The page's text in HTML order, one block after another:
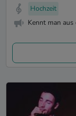
Hochzeit
Kennt man